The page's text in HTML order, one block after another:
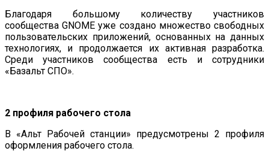
Благодаря большому количеству участников
сообщества GNOME уже создано множество свободных
пользовательских приложений, основанных на данных
технологиях, и продолжается их активная разработка.
Среди участников сообщества есть и сотрудники
«Базальт СПО».
2 профиля рабочего стола
В «Альт Рабочей станции» предусмотрены 2 профиля
оформления рабочего стола.